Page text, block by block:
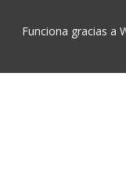
Funciona gracias a